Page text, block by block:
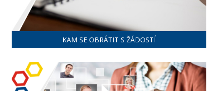
KAM SE OBRÁTIT S ŽÁDOSTÍ